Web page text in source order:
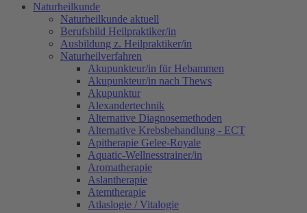
Naturheilkunde
Naturheilkunde aktuell
Berufsbild Heilpraktiker/in
Ausbildung z. Heilpraktiker/in
Naturheilverfahren
Akupunkteur/in für Hebammen
Akupunkteur/in nach Thews
Akupunktur
Alexandertechnik
Alternative Diagnosemethoden
Alternative Krebsbehandlung - ECT
Apitherapie Gelee-Royale
Aquatic-Wellnesstrainer/in
Aromatherapie
Aslantherapie
Atemtherapie
Atlaslogie / Vitalogie